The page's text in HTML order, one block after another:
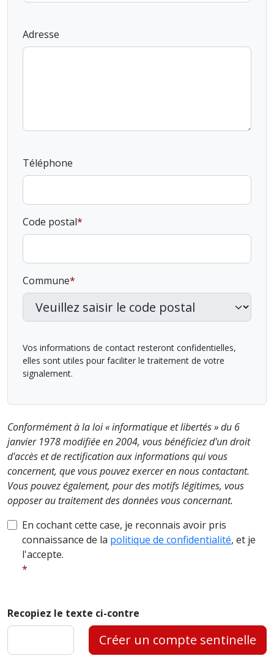
Adresse
Téléphone
Code postal
Commune
Vos informations de contact resteront confidentielles,
elles sont utiles pour faciliter le traitement de votre
signalement.
Conformément à la loi « informatique et libertés » du 6
janvier 1978 modifiée en 2004, vous bénéficiez d'un droit
d'accès et de rectification aux informations qui vous
concernent, que vous pouvez exercer en nous contactant.
Vous pouvez également, pour des motifs légitimes, vous
opposer au traitement des données vous concernant.
En cochant cette case, je reconnais avoir pris
connaissance de la politique de confidentialité, et je
l'accepte.
Recopiez le texte ci-contre
Créer un compte sentinelle